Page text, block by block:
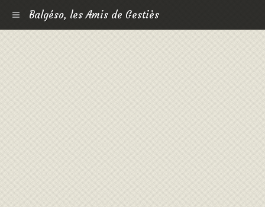
Balgéso, les Amis de Gestiès